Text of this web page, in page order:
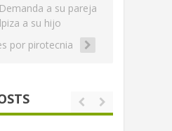
a su pareja
a su hijo
por pirotecnia